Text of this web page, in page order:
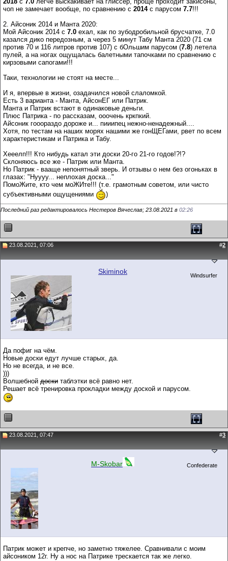
чоп не замечает вообще, по сравнению с 2014с парусом 7.7!!!
2. Айсоник 2014 и Манта 2020:
Мой Айсоник 2014 с 7.0 ехал, как по зубодробильной брусчатке, 7.0
казался дико передозным, а через 5 минут Табу Манта 2020 (71 см
против 70 и 116 литров против 107) с бОльшим парусом (7.8) летела
пулей, а на ногах ощущалась балетными тапочками по сравнению с
кирзовыми сапогами!!!
Таки, технологии не стоят на месте...
И я, впервые в жизни, озадачился новой слаломкой.
Есть 3 варианта - Манта, АйсонЕГ или Патрик.
Манта и Патрик встают в одинаковые деньги.
Плюс Патрика - по рассказам, ооочень кркпкий.
Айсоник гооораздо дороже и... пииипец нежно-ненадежный....
Хотя, по тестам на наших морях нашими же гонЩЕГами, рвет по всем
характеристикам и Патрика и Табу.
Хееелп!!! Кто нибудь катал эти доски 20-го 21-го годов!?!?
Склоняюсь все же - Патрик или Манта.
Но Патрик - вааще непонятный зверь. И отзывы о нем без огоньках в
глазах: "Нуууу... неплохая доска..."
ПомоЖите, кто чем моЖИте!!! (т.е. грамотным советом, или чисто
субъективными ощущениями
)
Последний раз редактировалось Нестеров Вячеслав; 23.08.2021 в 02:26
23.08.2021, 07:06 #2
Skiminok Windsurfer
Да пофиг на чём.
Новые доски едут лучше старых, да.
Но не всегда, и не все.
)))
Волшебной доски таблэтки всё равно нет.
Решает всё тренировка прокладки между доской и парусом.
23.08.2021, 07:47 #3
M-Skobar Confederate
Патрик может и крепче, но заметно тяжелее. Сравнивали с моим
айсоником 12г. Ну а нос на Патрике трескается так же легко.